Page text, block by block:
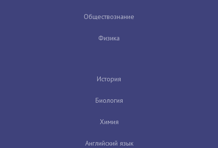
Обществознание
Физика
История
Биология
Химия
Английский язык